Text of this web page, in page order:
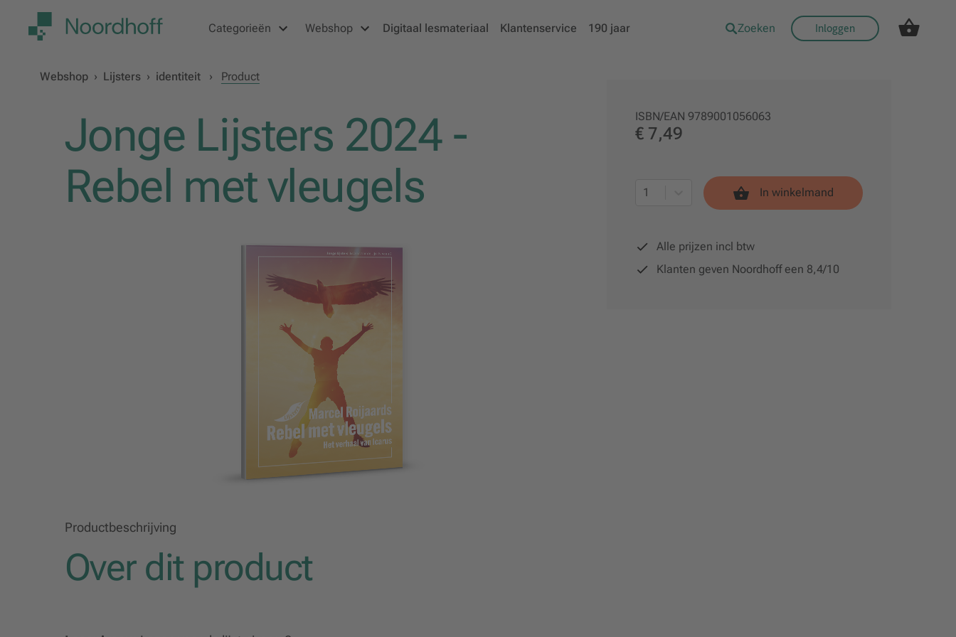
Categorieën Webshop Digitaal lesmateriaal Klantenservice 190 jaar Zoeken Inloggen
Webshop › Lijsters › identiteit › Product
Jonge Lijsters 2024 -
Rebel met vleugels
Productbeschrijving
Over dit product
ISBN/EAN 9789001056063
€ 7,49
1 In winkelmand
Alle prijzen incl btw
Klanten geven Noordhoff een 8,4/10